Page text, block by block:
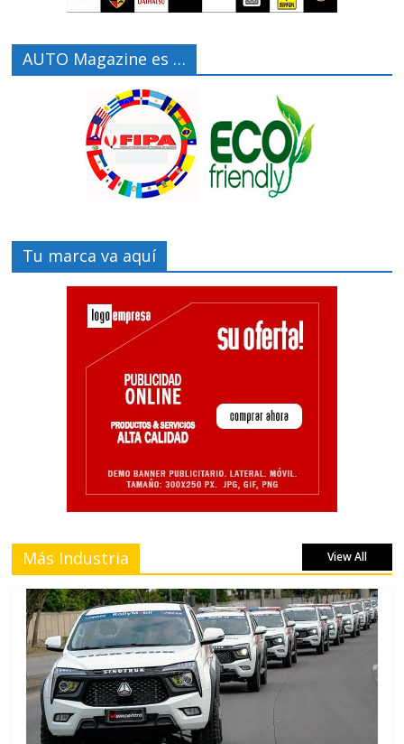
AUTO Magazine es …
Tu marca va aquí
Más Industria View All